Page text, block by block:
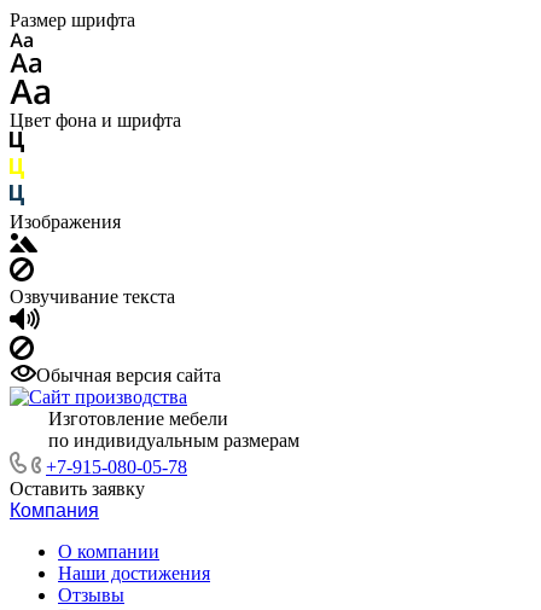
Размер шрифта
Цвет фона и шрифта
Изображения
Озвучивание текста
Обычная версия сайта
Изготовление мебели
по индивидуальным размерам
+7-915-080-05-78
Оставить заявку
Компания
О компании
Наши достижения
Отзывы